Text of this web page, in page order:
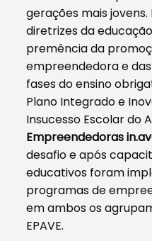
gerações mais
diretrizes da
premência da
empreendedora e
fases do ensino
Plano Integrado e
Insucesso Escolar do
Empreendedoras
desafio e após
educativos foram
programas de
em ambos os
EPAVE.